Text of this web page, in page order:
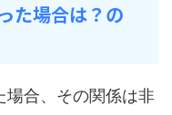
た場合は？の
場合、その関係は非